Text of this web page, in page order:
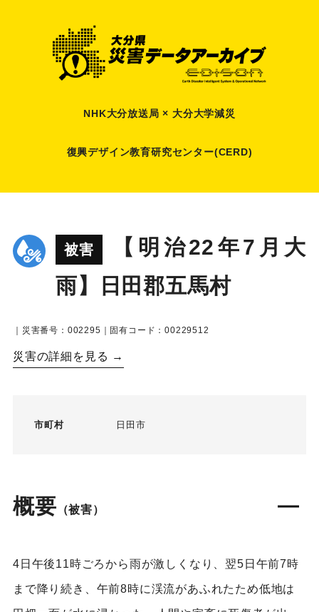
NHK大分放送局 × 大分大学減災
復興デザイン教育研究センター(CERD)
被害
【明治22年7月大
雨】日田郡五馬村
｜災害番号：002295｜固有コード：00229512
災害の詳細を見る →
市町村 日田市
概要 （被害）
4日午後11時ごろから雨が激しくなり、翌5日午前7時
まで降り続き、午前8時に渓流があふれたため低地は